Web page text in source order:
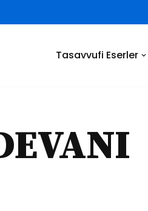
Tasavvufi Eserler